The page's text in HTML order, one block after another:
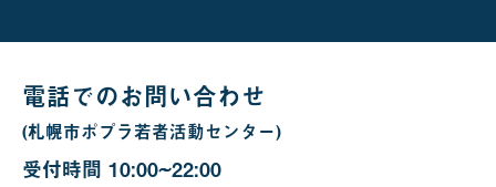
場
電話でのお問い合わせ
(札幌市ポプラ若者活動センター)
受付時間 10:00~22:00